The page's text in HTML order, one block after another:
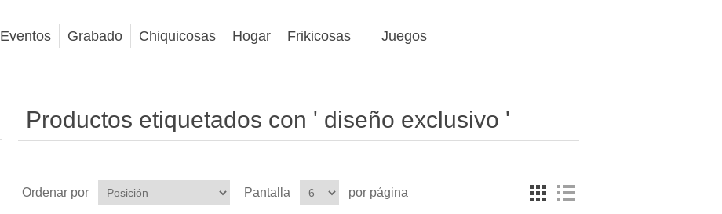
Eventos Grabado Chiquicosas Hogar Frikicosas Juegos
Productos etiquetados con ' diseño exclusivo '
Ordenar por Pantalla por página